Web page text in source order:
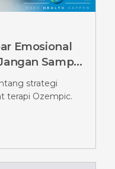
Emosional
Sampai
strategi
terapi Ozempic.